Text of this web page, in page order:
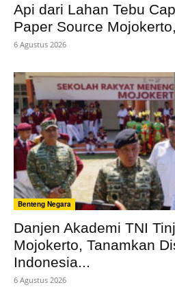
Api dari Lahan Tebu
Paper Source
6 Agustus 2026
Benteng Negara
Danjen Akademi TNI
Mojokerto, Tanamkan
Indonesia...
6 Agustus 2026